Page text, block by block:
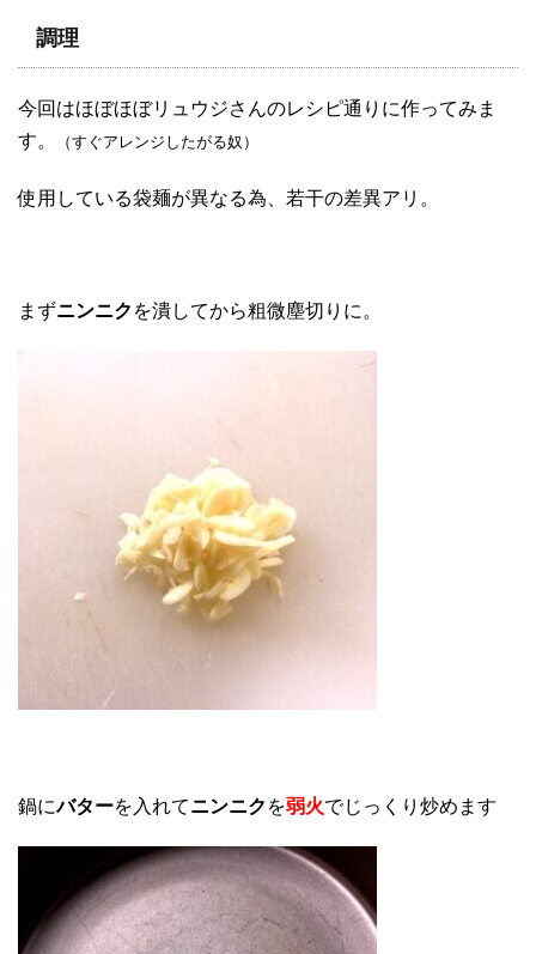
調理
今回はほぼほぼリュウジさんのレシピ通りに作ってみま
す。
（すぐアレンジしたがる奴）
使用している袋麺が異なる為、若干の差異アリ。
まずニンニク を潰してから粗微塵切りに。
鍋にバターを入れてニンニク を弱火でじっくり炒めます